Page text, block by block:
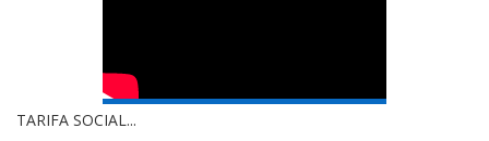
TARIFA SOCIAL...